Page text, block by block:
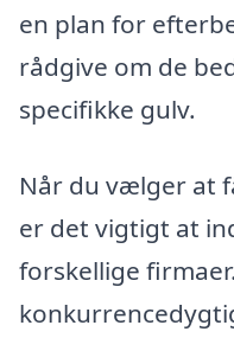
en plan for
rådgive om de
specifikke gulv.
Når du vælger at
er det vigtigt at
forskellige